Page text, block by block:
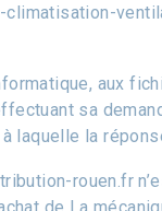
aux
sa
laquelle la
rouen.fr